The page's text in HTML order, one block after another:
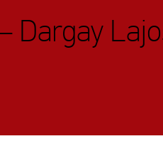
Dargay